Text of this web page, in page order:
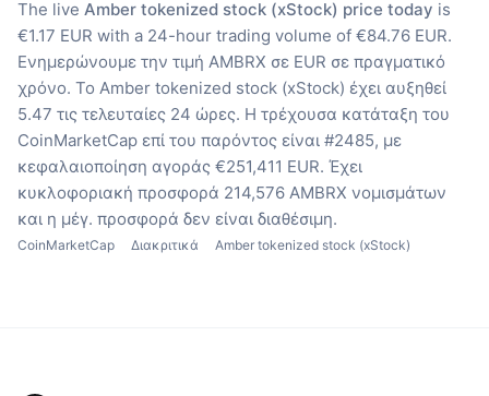
The live Amber tokenized stock (xStock) price today is
€1.17 EUR with a 24-hour trading volume of €84.76 EUR.
Ενημερώνουμε την τιμή AMBRX σε EUR σε πραγματικό
χρόνο. Το Amber tokenized stock (xStock) έχει αυξηθεί
5.47 τις τελευταίες 24 ώρες. Η τρέχουσα κατάταξη του
CoinMarketCap επί του παρόντος είναι #2485, με
κεφαλαιοποίηση αγοράς €251,411 EUR. Έχει
κυκλοφοριακή προσφορά 214,576 AMBRX νομισμάτων
και η μέγ. προσφορά δεν είναι διαθέσιμη.
CoinMarketCap Διακριτικά Amber tokenized stock (xStock)